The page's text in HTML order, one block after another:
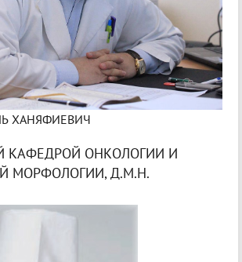
ХАНЯФИЕВИЧ
КАФЕДРОЙ ОНКОЛОГИИ И
МОРФОЛОГИИ, Д.М.Н.